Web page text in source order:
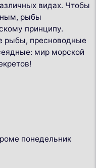
видах. Чтобы
рыбы
принципу.
рыбы, пресноводные
мир морской
понедельник